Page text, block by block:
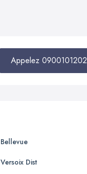
Appelez 0900101202
Bellevue
Versoix Dist